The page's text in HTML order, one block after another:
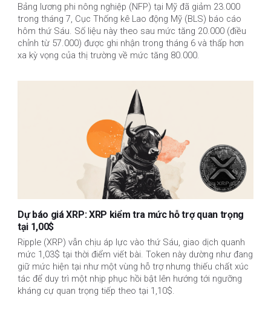
Bảng lương phi nông nghiệp (NFP) tại Mỹ đã giảm 23.000
trong tháng 7, Cục Thống kê Lao động Mỹ (BLS) báo cáo
hôm thứ Sáu. Số liệu này theo sau mức tăng 20.000 (điều
chỉnh từ 57.000) được ghi nhận trong tháng 6 và thấp hơn
xa kỳ vọng của thị trường về mức tăng 80.000.
Dự báo giá XRP: XRP kiểm tra mức hỗ trợ quan trọng
tại 1,00$
Ripple (XRP) vẫn chịu áp lực vào thứ Sáu, giao dịch quanh
mức 1,03$ tại thời điểm viết bài. Token này dường như đang
giữ mức hiện tại như một vùng hỗ trợ nhưng thiếu chất xúc
tác để duy trì một nhịp phục hồi bật lên hướng tới ngưỡng
kháng cự quan trọng tiếp theo tại 1,10$.